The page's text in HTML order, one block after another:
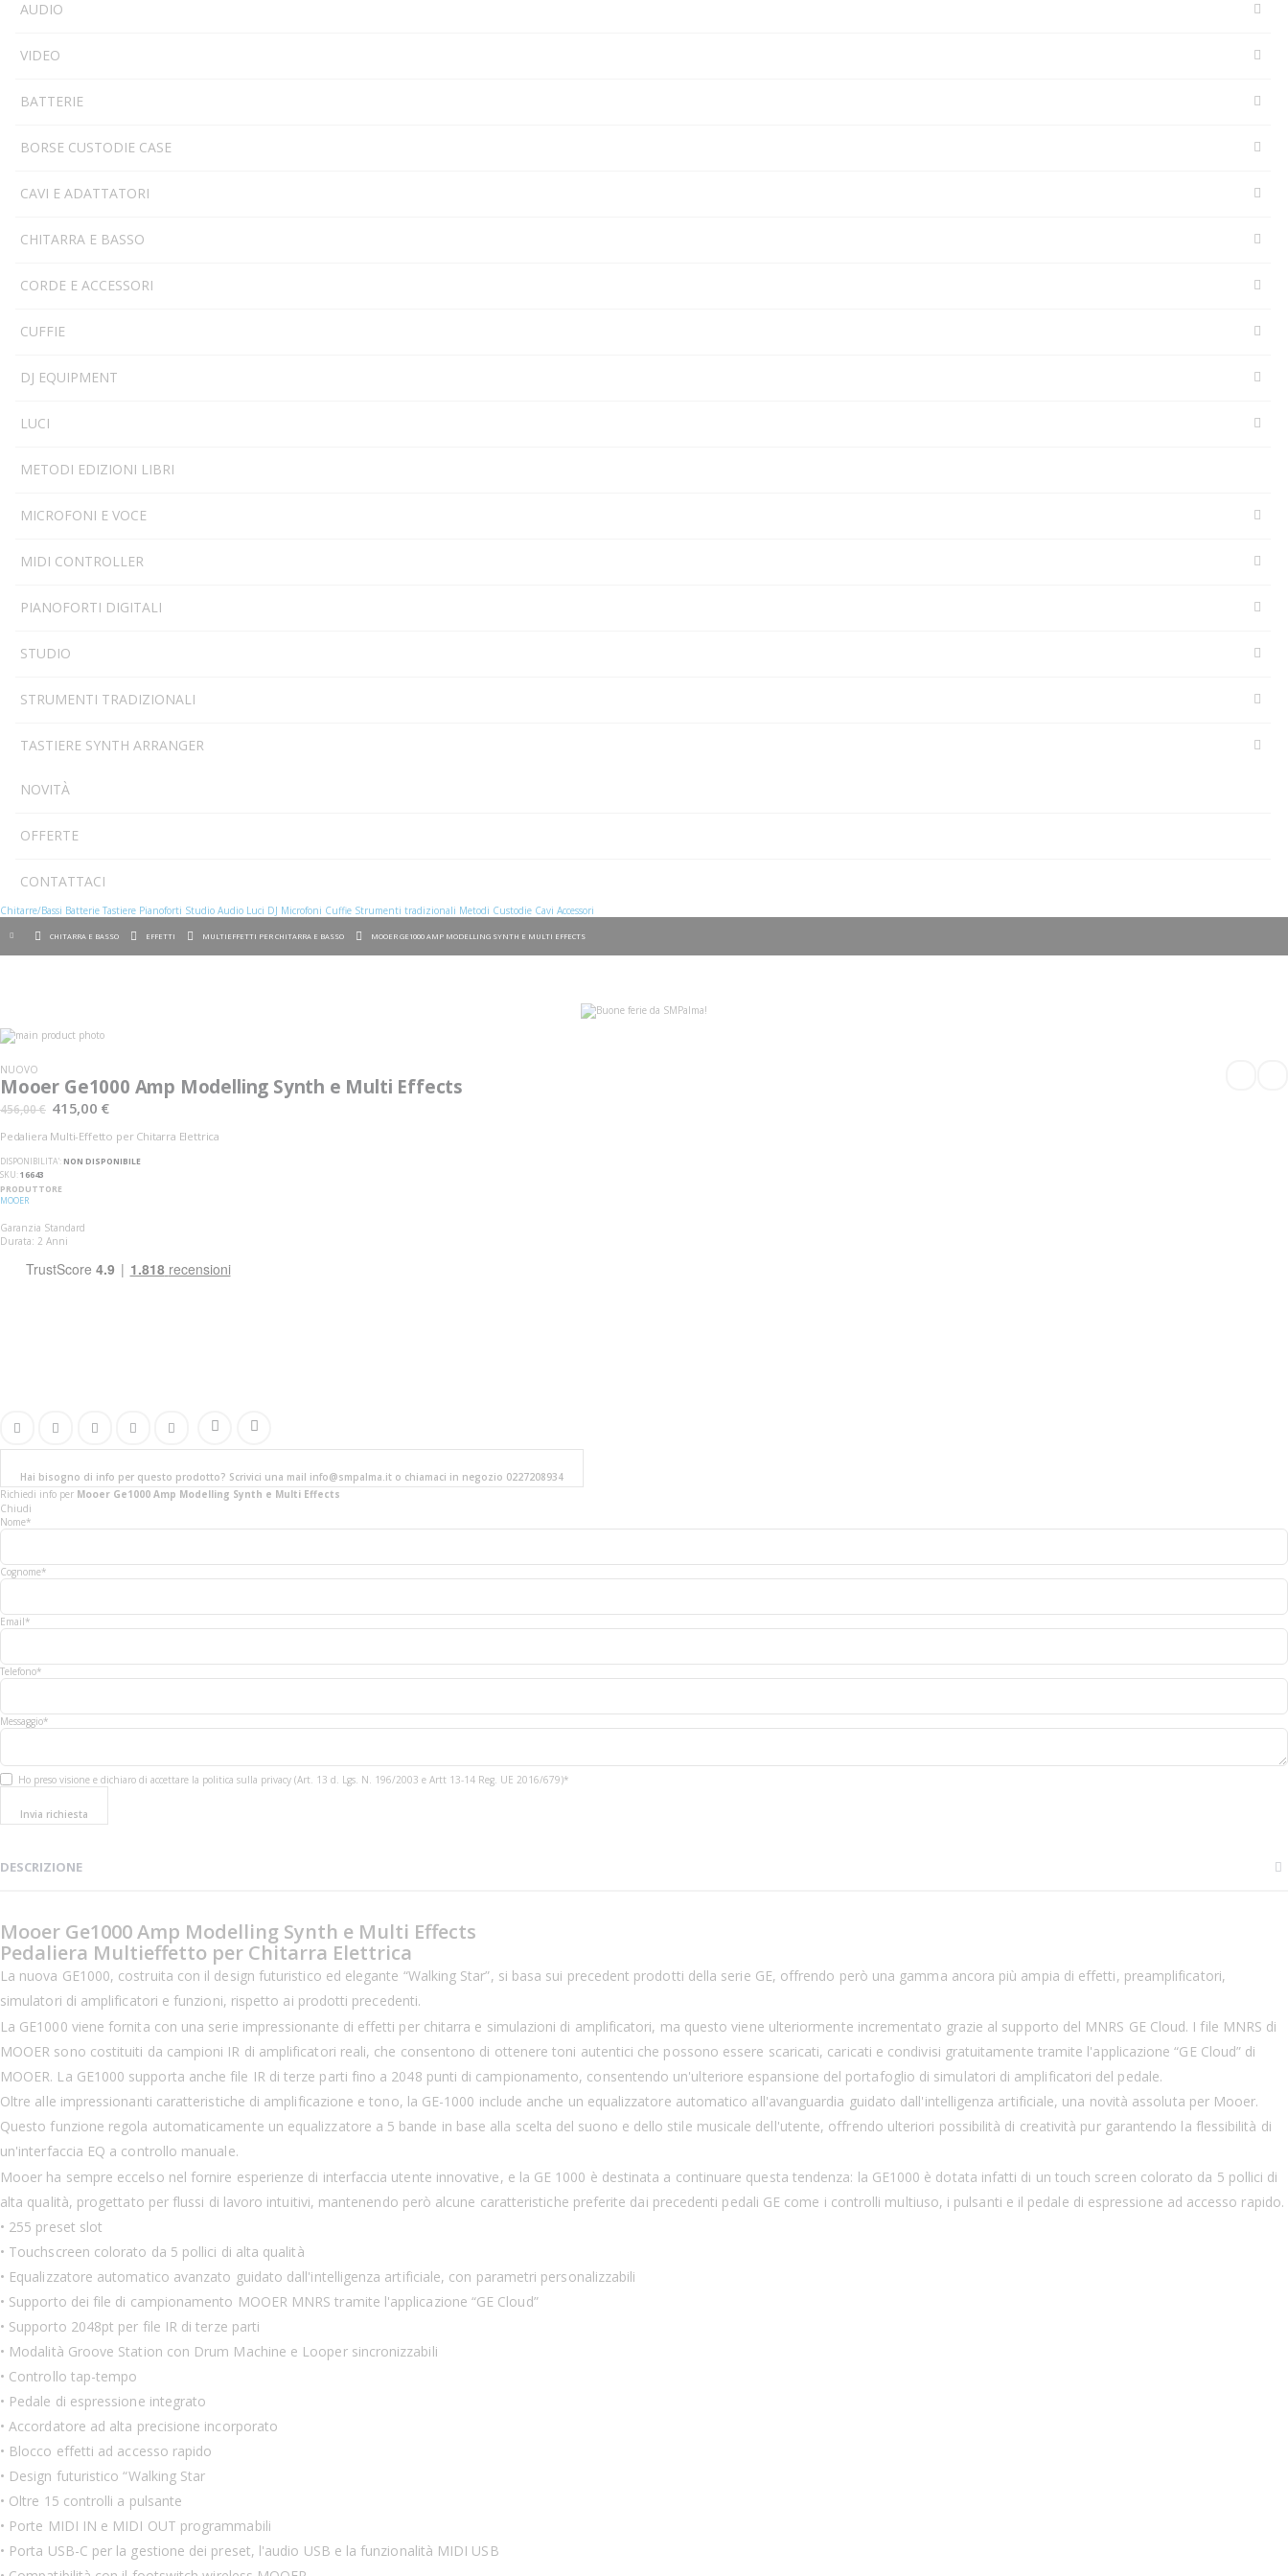
AUDIO
VIDEO
BATTERIE
BORSE CUSTODIE CASE
CAVI E ADATTATORI
CHITARRA E BASSO
CORDE E ACCESSORI
CUFFIE
DJ EQUIPMENT
LUCI
METODI EDIZIONI LIBRI
MICROFONI E VOCE
MIDI CONTROLLER
PIANOFORTI DIGITALI
STUDIO
STRUMENTI TRADIZIONALI
TASTIERE SYNTH ARRANGER
NOVITÀ
OFFERTE
CONTATTACI
Chitarre/Bassi Batterie Tastiere Pianoforti Studio Audio Luci DJ Microfoni Cuffie Strumenti tradizionali Metodi Custodie Cavi Accessori
CHITARRA E BASSO EFFETTI MULTIEFFETTI PER CHITARRA E BASSO MOOER GE1000 AMP MODELLING SYNTH E MULTI EFFECTS
Vai
alla
della
galleria
immagini
all'inizio
della
galleria
di
immagini
NUOVO
Mooer Ge1000 Amp Modelling Synth e Multi Effects
456,00 € 415,00 €
Pedaliera Multi-Effetto per Chitarra Elettrica
DISPONIBILITA':NON DISPONIBILE
SKU 16643
PRODUTTORE
MOOER
Garanzia Standard
Durata: 2 Anni
Hai bisogno di info per questo prodotto? Scrivici una mail info@smpalma.it o chiamaci in negozio 0227208934
Richiedi info per Mooer Ge1000 Amp Modelling Synth e Multi Effects
Chiudi
Nome*
Cognome*
Email*
Telefono*
Messaggio*
Ho preso visione e dichiaro di accettare la politica sulla privacy (Art. 13 d. Lgs. N. 196/2003 e Artt 13-14 Reg. UE 2016/679)*
Invia richiesta
DESCRIZIONE
Mooer Ge1000 Amp Modelling Synth e Multi Effects
Pedaliera Multieffetto per Chitarra Elettrica
La nuova GE1000, costruita con il design futuristico ed elegante “Walking Star”, si basa sui precedent prodotti della serie GE, offrendo però una gamma ancora più ampia di effetti, preamplificatori,
simulatori di amplificatori e funzioni, rispetto ai prodotti precedenti.
La GE1000 viene fornita con una serie impressionante di effetti per chitarra e simulazioni di amplificatori, ma questo viene ulteriormente incrementato grazie al supporto del MNRS GE Cloud. I file MNRS di
MOOER sono costituiti da campioni IR di amplificatori reali, che consentono di ottenere toni autentici che possono essere scaricati, caricati e condivisi gratuitamente tramite l'applicazione “GE Cloud” di
MOOER. La GE1000 supporta anche file IR di terze parti fino a 2048 punti di campionamento, consentendo un'ulteriore espansione del portafoglio di simulatori di amplificatori del pedale.
Oltre alle impressionanti caratteristiche di amplificazione e tono, la GE-1000 include anche un equalizzatore automatico all'avanguardia guidato dall'intelligenza artificiale, una novità assoluta per Mooer.
Questo funzione regola automaticamente un equalizzatore a 5 bande in base alla scelta del suono e dello stile musicale dell'utente, offrendo ulteriori possibilità di creatività pur garantendo la flessibilità di
un'interfaccia EQ a controllo manuale.
Mooer ha sempre eccelso nel fornire esperienze di interfaccia utente innovative, e la GE 1000 è destinata a continuare questa tendenza: la GE1000 è dotata infatti di un touch screen colorato da 5 pollici di
alta qualità, progettato per flussi di lavoro intuitivi, mantenendo però alcune caratteristiche preferite dai precedenti pedali GE come i controlli multiuso, i pulsanti e il pedale di espressione ad accesso rapido.
• 255 preset slot
• Touchscreen colorato da 5 pollici di alta qualità
• Equalizzatore automatico avanzato guidato dall'intelligenza artificiale, con parametri personalizzabili
• Supporto dei file di campionamento MOOER MNRS tramite l'applicazione “GE Cloud”
• Supporto 2048pt per file IR di terze parti
• Modalità Groove Station con Drum Machine e Looper sincronizzabili
• Controllo tap-tempo
• Pedale di espressione integrato
• Accordatore ad alta precisione incorporato
• Blocco effetti ad accesso rapido
• Design futuristico “Walking Star
• Oltre 15 controlli a pulsante
• Porte MIDI IN e MIDI OUT programmabili
• Porta USB-C per la gestione dei preset, l'audio USB e la funzionalità MIDI USB